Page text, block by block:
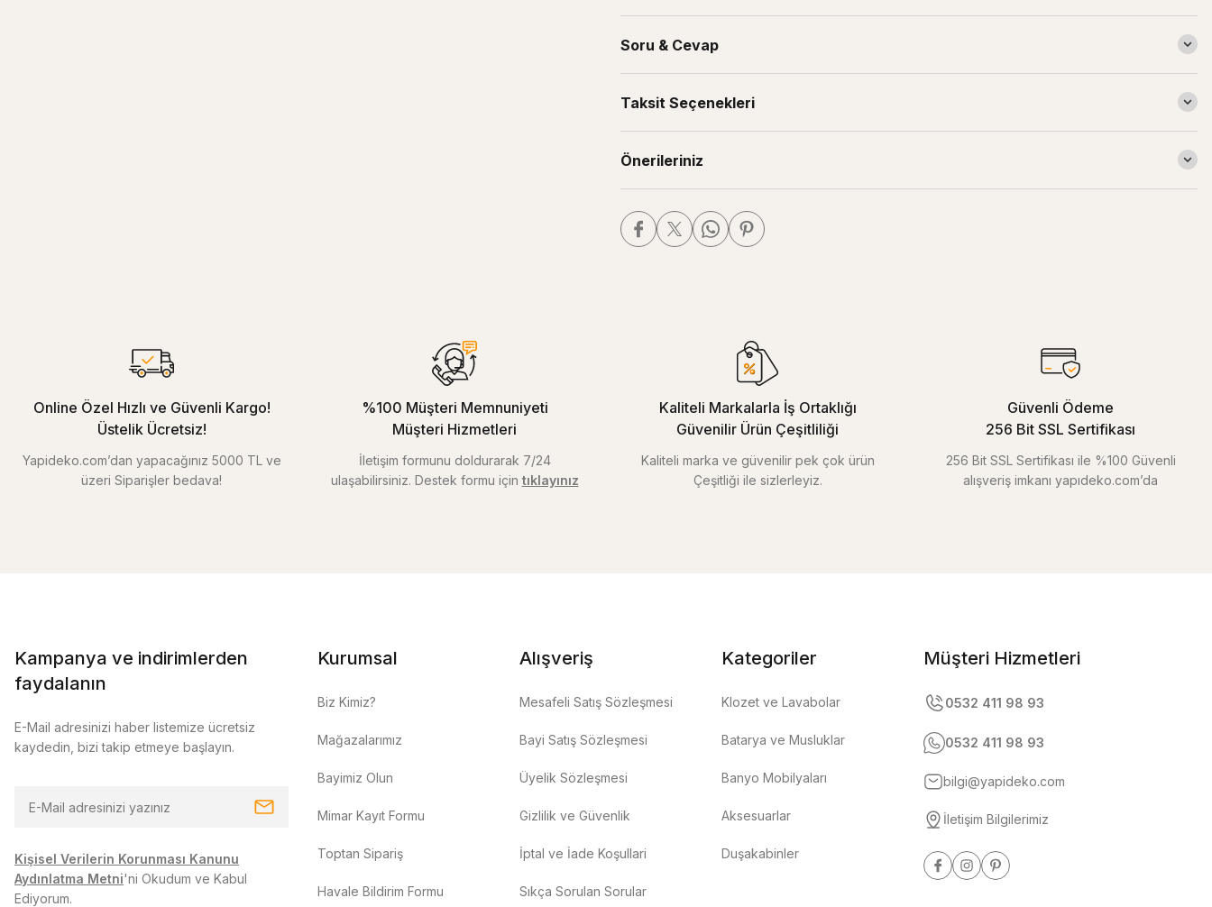
Soru & Cevap
Taksit Seçenekleri
Önerileriniz
Online Özel Hızlı ve Güvenli Kargo!
Üstelik Ücretsiz!
Yapideko.com’dan yapacağınız 5000 TL ve
üzeri Siparişler bedava!
%100 Müşteri Memnuniyeti
Müşteri Hizmetleri
İletişim formunu doldurarak 7/24
ulaşabilirsiniz. Destek formu için tıklayınız
Kaliteli Markalarla İş Ortaklığı
Güvenilir Ürün Çeşitliliği
Kaliteli marka ve güvenilir pek çok ürün
Çeşitliği ile sizlerleyiz.
Güvenli Ödeme
256 Bit SSL Sertifikası
256 Bit SSL Sertifikası ile %100 Güvenli
alışveriş imkanı yapıdeko.com’da
Kampanya ve indirimlerden
faydalanın
E-Mail adresinizi haber listemize ücretsiz
kaydedin, bizi takip etmeye başlayın.
Kişisel Verilerin Korunması Kanunu
Aydınlatma Metni'ni Okudum ve Kabul
Ediyorum.
Kurumsal
Biz Kimiz?
Mağazalarımız
Bayimiz Olun
Mimar Kayıt Formu
Toptan Sipariş
Havale Bildirim Formu
Alışveriş
Mesafeli Satış Sözleşmesi
Bayi Satış Sözleşmesi
Üyelik Sözleşmesi
Gizlilik ve Güvenlik
İptal ve İade Koşullari
Sıkça Sorulan Sorular
Kategoriler
Klozet ve Lavabolar
Batarya ve Musluklar
Banyo Mobilyaları
Aksesuarlar
Duşakabinler
Müşteri Hizmetleri
0532 411 98 93
0532 411 98 93
bilgi@yapideko.com
İletişim Bilgilerimiz